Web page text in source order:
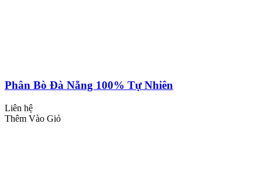
Phân Bò Đà Nẵng 100% Tự Nhiên
Liên hệ
Thêm Vào Giỏ